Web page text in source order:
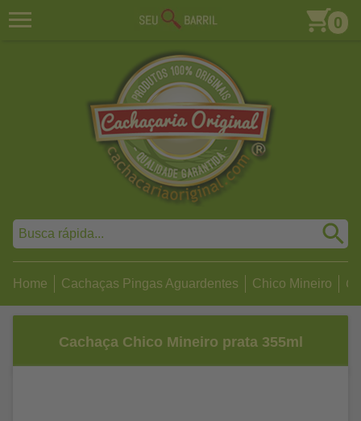
0
Home Cachaças Pingas Aguardentes Chico Mineiro
Cachaça Chico Mineiro prata 355ml